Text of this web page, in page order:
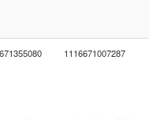
1116671007287